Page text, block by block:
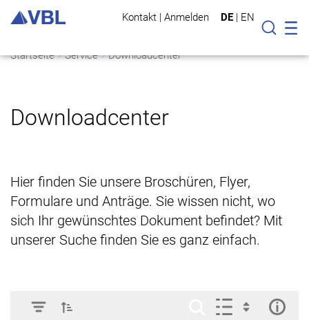
Kontakt | Anmelden DE | EN
Suche
Startseite Service Downloadcenter
Downloadcenter
Hier finden Sie unsere Broschüren, Flyer,
Formulare und Anträge. Sie wissen nicht, wo
sich Ihr gewünschtes Dokument befindet? Mit
unserer Suche finden Sie es ganz einfach.